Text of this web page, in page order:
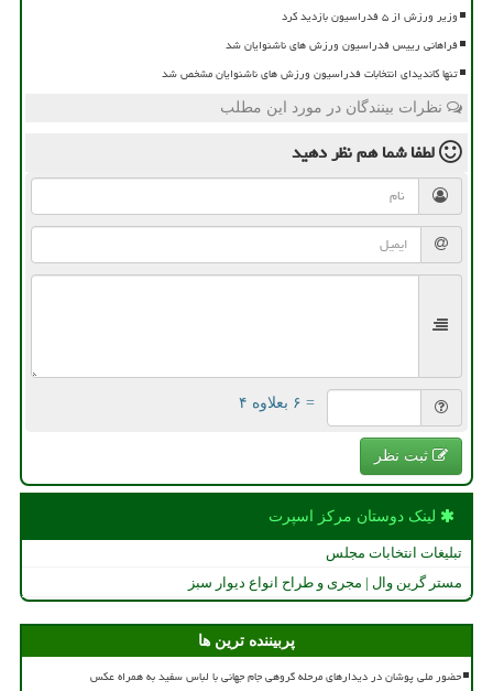
وزیر ورزش از ۵ فدراسیون بازدید کرد
فراهانی رییس فدراسیون ورزش های ناشنوایان شد
تنها کاندیدای انتخابات فدراسیون ورزش های ناشنوایان مشخص شد
نظرات بینندگان در مورد این مطلب
لطفا شما همنظر دهید
= ۶ بعلاوه ۴
ثبت نظر
لینک دوستان مركز اسپرت
تبلیغات انتخابات مجلس
مستر گرین وال | مجری و طراح انواع دیوار سبز
پربیننده ترین ها
حضور ملی پوشان در دیدارهای مرحله گروهی جام جهانی با لباس سفید به همراه عکس